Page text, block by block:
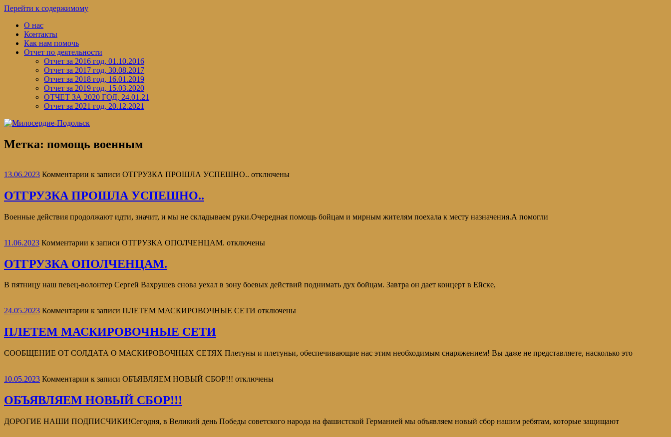
Перейти к содержимому
О нас
Контакты
Как нам помочь
Отчет по деятельности
Отчет за 2016 год, 01.10.2016
Отчет за 2017 год, 30.08.2017
Отчет за 2018 год, 16.01.2019
Отчет за 2019 год, 15.03.2020
ОТЧЕТ ЗА 2020 ГОД, 24.01.21
Отчет за 2021 год, 20.12.2021
Метка: помощь военным
13.06.2023 Комментарии к записи ОТГРУЗКА ПРОШЛА УСПЕШНО.. отключены
ОТГРУЗКА ПРОШЛА УСПЕШНО..
Военные действия продолжают идти, значит, и мы не складываем руки.Очередная помощь бойцам и мирным жителям поехала к месту назначения.А помогли
11.06.2023 Комментарии к записи ОТГРУЗКА ОПОЛЧЕНЦАМ. отключены
ОТГРУЗКА ОПОЛЧЕНЦАМ.
В пятницу наш певец-волонтер Сергей Вахрушев снова уехал в зону боевых действий поднимать дух бойцам. Завтра он дает концерт в Ейске,
24.05.2023 Комментарии к записи ПЛЕТЕМ МАСКИРОВОЧНЫЕ СЕТИ отключены
ПЛЕТЕМ МАСКИРОВОЧНЫЕ СЕТИ
СООБЩЕНИЕ ОТ СОЛДАТА О МАСКИРОВОЧНЫХ СЕТЯХ Плетуны и плетуньи, обеспечивающие нас этим необходимым снаряжением! Вы даже не представляете, насколько это
10.05.2023 Комментарии к записи ОБЪЯВЛЯЕМ НОВЫЙ СБОР!!! отключены
ОБЪЯВЛЯЕМ НОВЫЙ СБОР!!!
ДОРОГИЕ НАШИ ПОДПИСЧИКИ!Сегодня, в Великий день Победы советского народа на фашистской Германией мы объявляем новый сбор нашим ребятам, которые защищают